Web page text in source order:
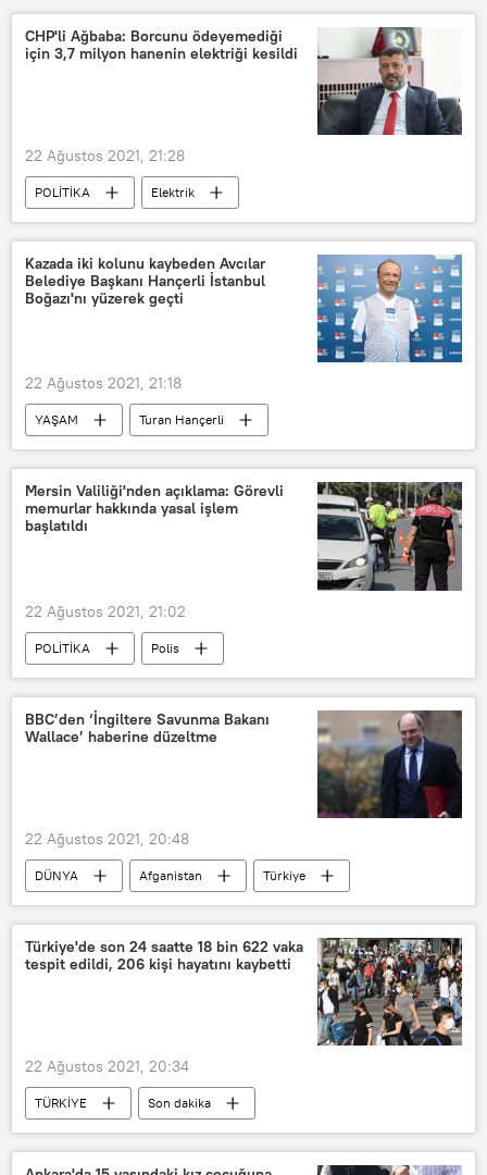
CHP'li Ağbaba: Borcunu ödeyemediği
için 3,7 milyon hanenin elektriği kesildi
22 Ağustos 2021, 21:28
POLİTİKA
Elektrik
Veli Ağbaba
Fatura
Kazada iki kolunu kaybeden Avcılar
Belediye Başkanı Hançerli İstanbul
Boğazı'nı yüzerek geçti
22 Ağustos 2021, 21:18
YAŞAM
Turan Hançerli
Avcılar Belediye Başkanı
İstanbul Boğazı
yüzme
Yüzme yarışı
Ekrem İmamoğlu
Mersin Valiliği'nden açıklama: Görevli
memurlar hakkında yasal işlem
başlatıldı
22 Ağustos 2021, 21:02
POLİTİKA
Polis
Ali Mahir Başarır
Trafik
Mersin Valiliği
Zeynep Gül Yılmaz
BBC’den ‘İngiltere Savunma Bakanı
Wallace’ haberine düzeltme
22 Ağustos 2021, 20:48
DÜNYA Afganistan
Türkiye
Ben Wallace
Sığınmacı
Mülteci
Türkiye'de son 24 saatte 18 bin 622 vaka
tespit edildi, 206 kişi hayatını kaybetti
22 Ağustos 2021, 20:34
TÜRKİYE
Son dakika
Fahrettin Koca
vaka
Koronavirüs